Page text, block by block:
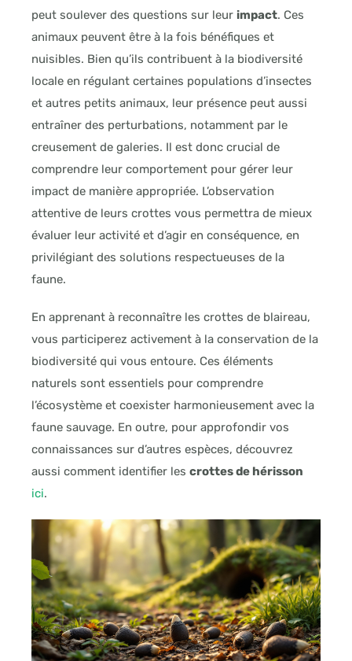
peut soulever des questions sur leur impact. Ces
animaux peuvent être à la fois bénéfiques et
nuisibles. Bien qu’ils contribuent à la biodiversité
locale en régulant certaines populations d’insectes
et autres petits animaux, leur présence peut aussi
entraîner des perturbations, notamment par le
creusement de galeries. Il est donc crucial de
comprendre leur comportement pour gérer leur
impact de manière appropriée. L’observation
attentive de leurs crottes vous permettra de mieux
évaluer leur activité et d’agir en conséquence, en
privilégiant des solutions respectueuses de la
faune.
En apprenant à reconnaître les crottes de blaireau,
vous participerez activement à la conservation de la
biodiversité qui vous entoure. Ces éléments
naturels sont essentiels pour comprendre
l’écosystème et coexister harmonieusement avec la
faune sauvage. En outre, pour approfondir vos
connaissances sur d’autres espèces, découvrez
aussi comment identifier les crottes de hérisson
ici.